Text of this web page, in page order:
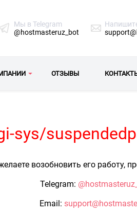
Мы в Telegram
@hostmasteruz_bot
ОТЗЫВЫ
sys/
возобновить его работу,
Telegram:
Email: